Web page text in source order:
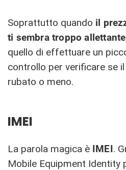
Soprattutto quando il
ti sembra troppo allettante
quello di effettuare un
controllo per verificare se
rubato o meno.
IMEI
La parola magica è IMEI.
Mobile Equipment Identity